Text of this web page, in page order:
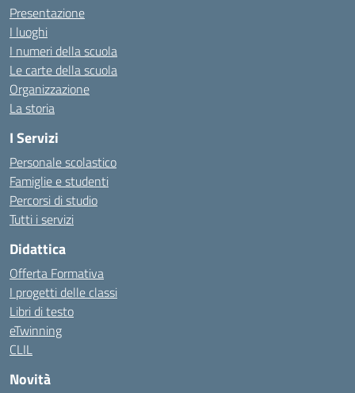
Presentazione
I luoghi
I numeri della scuola
Le carte della scuola
Organizzazione
La storia
I Servizi
Personale scolastico
Famiglie e studenti
Percorsi di studio
Tutti i servizi
Didattica
Offerta Formativa
I progetti delle classi
Libri di testo
eTwinning
CLIL
Novità